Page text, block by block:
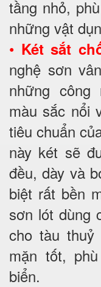
tầng nhỏ,
những vật
• Két sắt
nghệ sơn
những
màu sắc nổi
tiêu chuẩn
này két sẽ
đều, dày và
biệt rất bền
sơn lót dùng
cho tàu thuỷ
mặn tốt,
biển.